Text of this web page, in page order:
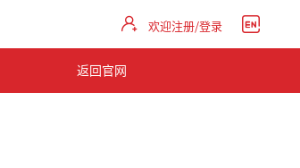
欢迎注册/登录
返回官网